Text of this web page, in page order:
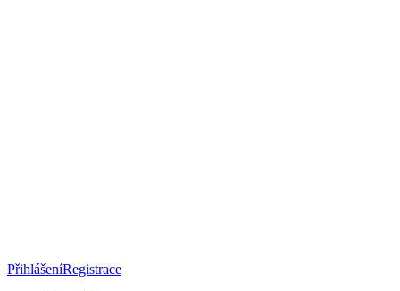
PřihlášeníRegistrace